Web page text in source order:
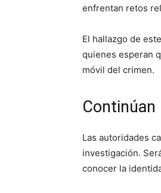
enfrentan retos
El hallazgo de
quienes esperan
móvil del crimen.
Las autoridades
investigación.
conocer la